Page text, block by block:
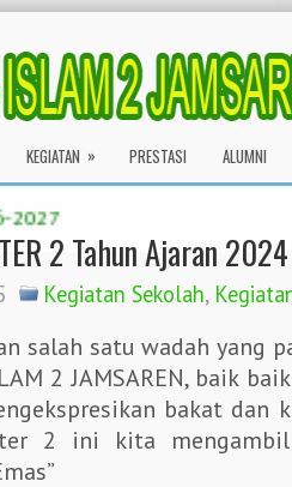
KEGIATAN » PRESTASI ALUMNI
2 Tahun Ajaran
Kegiatan Sekolah,
salah satu wadah yang
2 JAMSAREN, baik
bakat dan
2 ini kita mengambil